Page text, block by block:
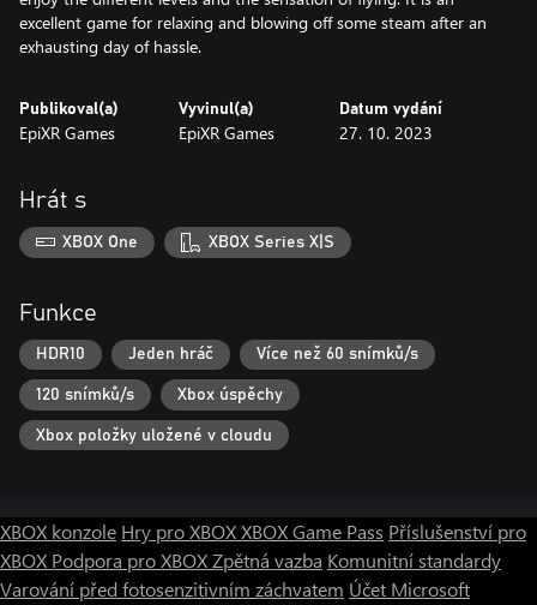
excellent game for relaxing and blowing off some steam after an
exhausting day of hassle.
Publikoval(a)
EpiXR Games
Vyvinul(a)
EpiXR Games
Datum vydání
27. 10. 2023
Hrát s
XBOX One XBOX Series X|S
Funkce
HDR10 Jeden hráč Více než 60 snímků/s
120 snímků/s Xbox úspěchy
Xbox položky uložené v cloudu
XBOX konzole Hry pro XBOXXBOX Game Pass Příslušenství pro
XBOX Podpora pro XBOXZpětná vazba Komunitní standardy
Varování před fotosenzitivním záchvatem Účet Microsoft